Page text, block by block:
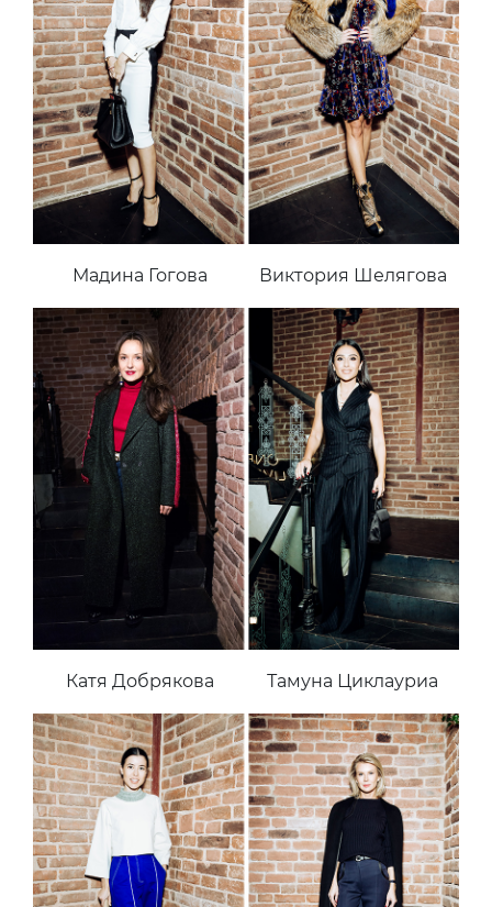
Мадина Гогова Виктория Шелягова
Катя Добрякова Тамуна Циклауриа